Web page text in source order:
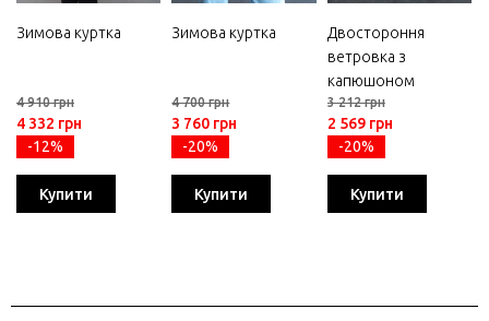
Зимова куртка
4 910 грн
4 332 грн
-12%
Купити
Зимова куртка
4 700 грн
3 760 грн
-20%
Купити
Двостороння
ветровка з
капюшоном
3 212 грн
2 569 грн
-20%
Купити